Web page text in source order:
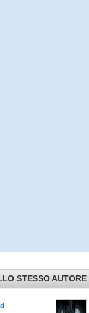
STESSO AUTORE